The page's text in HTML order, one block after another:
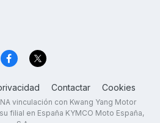
Contactar Cookies
vinculación con Kwang Yang Motor
filial en España KYMCO Moto España,